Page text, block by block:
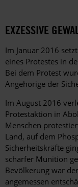
EXZESSIVE
Im Januar 2016
eines Protestes in
Bei dem Protest
Angehörige der
Im August 2016
Protestaktion in
Menschen
Land, auf dem
Sicherheitskräfte
scharfer Munition
Bevölkerung war
angemessen